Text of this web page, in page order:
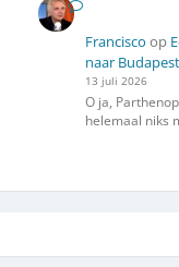
Francisco op
naar Budapest
13 juli 2026
O ja,
helemaal niks